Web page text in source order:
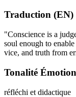
Traduction (EN)
"Conscience is a
soul enough to
vice, and truth from
Tonalité
réfléchi et didactique